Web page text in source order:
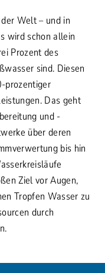
Welt – und in
wird schon allein
Prozent des
sind. Diesen
prozentiger
Das geht
und -
über deren
bis hin
Ziel vor Augen,
Tropfen Wasser zu
durch